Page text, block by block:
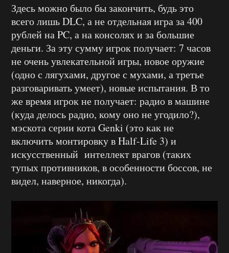
Здесь можно было бы закончить, будь это
всего лишь DLC, а не отдельная игра за 400
рублей на PC, а на консолях и за большие
деньги. За эту сумму игрок получает: 7 часов
не очень увлекательной игры, новое оружие
(одно с лягухами, другое с мухами, а третье
разговаривать умеет), новые испытания. В то
же время игрок не получает: радио в машине
(куда делось радио, кому оно не угодило?),
мэскота серии кота Genki (это как не
включить монтировку в Half-Life 3) и
искусственный интеллект врагов (таких
тупых противников, в особенности боссов, не
видел, наверное, никогда).